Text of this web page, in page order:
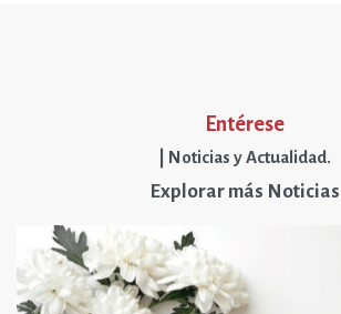
Entérese
| Noticias y Actualidad.
Explorar más Noticias